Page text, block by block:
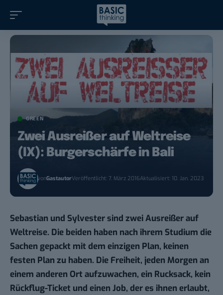
GREEN
Zwei Ausreißer auf Weltreise
(IX): Burgerschärfe in Bali
vonGastautorVeröffentlicht: 7. März 2016Aktualisiert: 10. Jan. 2023
Sebastian und Sylvester sind zwei Ausreißer auf
Weltreise. Die beiden haben nach ihrem Studium die
Sachen gepackt mit dem einzigen Plan, keinen
festen Plan zu haben. Die Freiheit, jeden Morgen an
einem anderen Ort aufzuwachen, ein Rucksack, kein
Rückflug-Ticket und einen Job, der es ihnen erlaubt,